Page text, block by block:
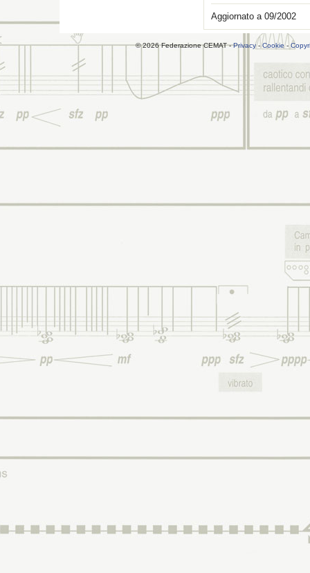
Aggiornato a 09/2002
© 2026 Federazione CEMAT -Privacy-Cookie-